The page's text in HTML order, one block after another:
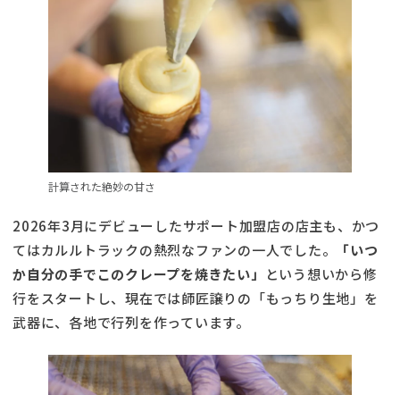
計算された絶妙の甘さ
2026年3月にデビューしたサポート加盟店の店主も、かつ
てはカルルトラックの熱烈なファンの一人でした。
「いつ
か自分の手でこのクレープを焼きたい」
という想いから修
行をスタートし、現在では師匠譲りの「もっちり生地」を
武器に、各地で行列を作っています。